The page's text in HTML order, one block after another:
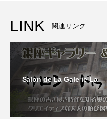
LINK 関連リンク
Salon de La Galerie La